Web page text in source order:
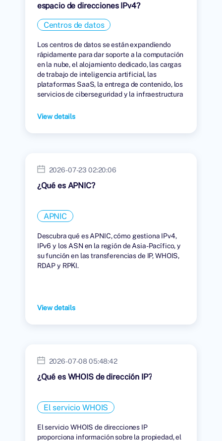
espacio de direcciones IPv4?
Centros de datos
Los centros de datos se están expandiendo
rápidamente para dar soporte a la computación
en la nube, el alojamiento dedicado, las cargas
de trabajo de inteligencia artificial, las
plataformas SaaS, la entrega de contenido, los
servicios de ciberseguridad y la infraestructura
View details
2026-07-23 02:20:06
¿Qué es APNIC?
APNIC
Descubra qué es APNIC, cómo gestiona IPv4,
IPv6 y los ASN en la región de Asia-Pacífico, y
su función en las transferencias de IP, WHOIS,
RDAP y RPKI.
View details
2026-07-08 05:48:42
¿Qué es WHOIS de dirección IP?
El servicio WHOIS
El servicio WHOIS de direcciones IP
proporciona información sobre la propiedad, el